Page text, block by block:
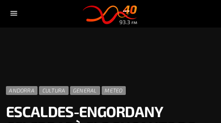
menu
ANDORRA CULTURA GENERAL METEO
ESCALDES-ENGORDANY